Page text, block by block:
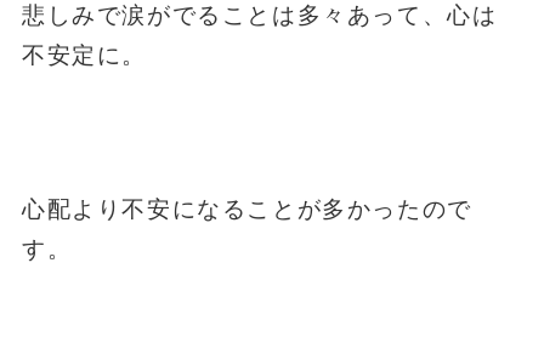
悲しみで涙がでることは多々あって、心は
不安定に。
心配より不安になることが多かったので
す。